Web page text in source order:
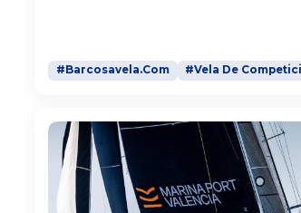
#Barcosavela.Com #Vela De